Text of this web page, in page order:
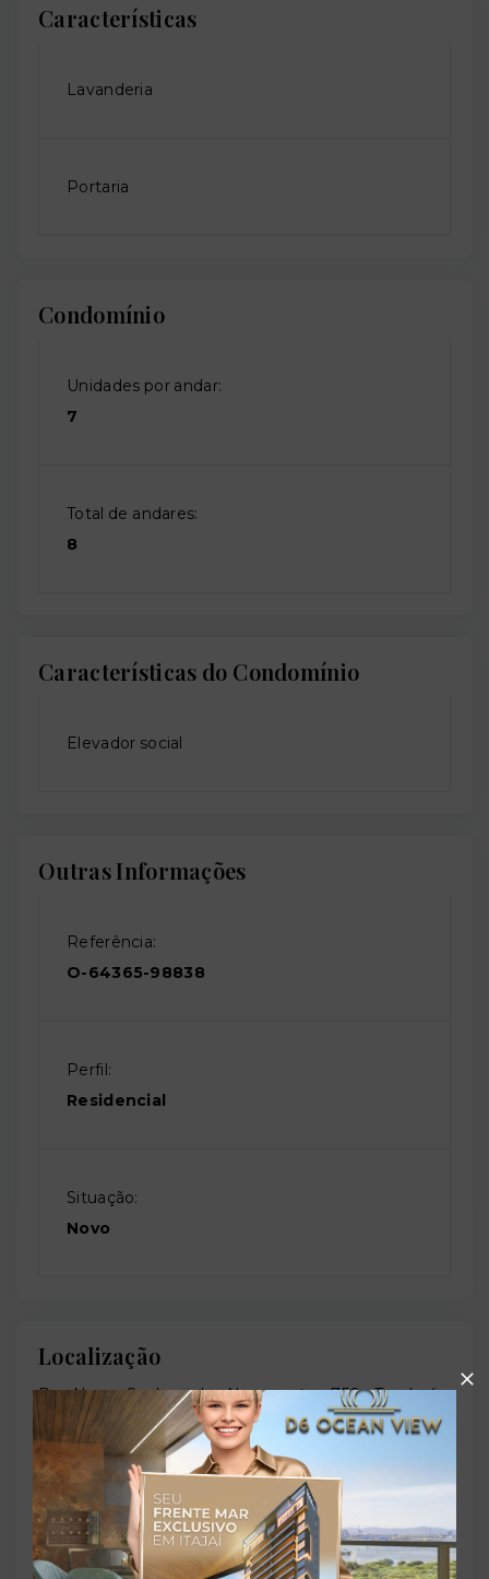
Características
Lavanderia
Portaria
Condomínio
Unidades por andar:
7
Total de andares:
8
Características do Condomínio
Elevador social
Outras Informações
Referência:
O-64365-98838
Perfil:
Residencial
Situação:
Novo
Localização
Rua Nossa Senhora dos Navegantes, 750 - Tambaú -
João Pessoa/PB - 58039-111
+
−